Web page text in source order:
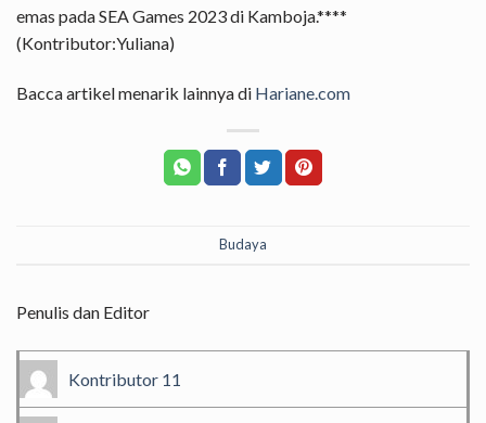
emas pada SEA Games 2023 di Kamboja.****
(Kontributor:Yuliana)
Bacca artikel menarik lainnya di Hariane.com
Budaya
Penulis dan Editor
Kontributor 11